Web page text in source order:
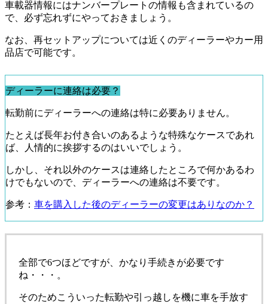
車載器情報にはナンバープレートの情報も含まれているの
で、必ず忘れずにやっておきましょう。
なお、再セットアップについては近くのディーラーやカー用
品店で可能です。
ディーラーに連絡は必要？
転勤前にディーラーへの連絡は特に必要ありません。
たとえば長年お付き合いのあるような特殊なケースであれ
ば、人情的に挨拶するのはいいでしょう。
しかし、それ以外のケースは連絡したところで何かあるわ
けでもないので、ディーラーへの連絡は不要です。
参考： 車を購入した後のディーラーの変更はありなのか？
全部で6つほどですが、かなり手続きが必要です
ね・・・。
そのためこういった転勤や引っ越しを機に車を手放す